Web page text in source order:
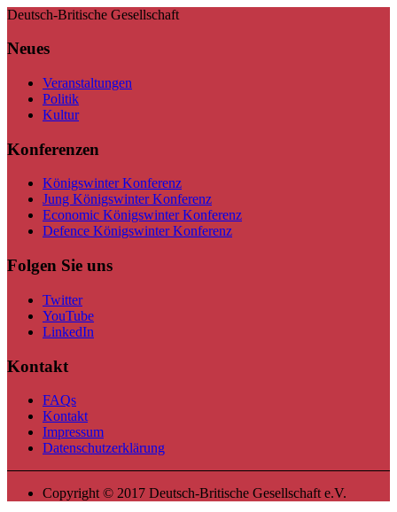
Deutsch-Britische Gesellschaft
Neues
Veranstaltungen
Politik
Kultur
Konferenzen
Königswinter Konferenz
Jung Königswinter Konferenz
Economic Königswinter Konferenz
Defence Königswinter Konferenz
Folgen Sie uns
Twitter
YouTube
LinkedIn
Kontakt
FAQs
Kontakt
Impressum
Datenschutzerklärung
Copyright © 2017 Deutsch-Britische Gesellschaft e.V.